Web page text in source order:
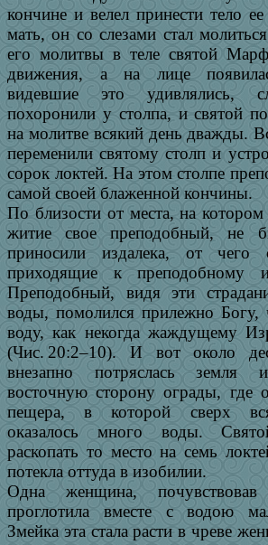
кончине и велел принести тело
мать, он со слезами стал
его молитвы в теле святой
движения, а на лице
видевшие это удивлялись,
похоронили у столпа, и святой
на молитве всякий день дважды.
переменили святому столп и
сорок локтей. На этом столпе
самой своей блаженной кончины.
По близости от места, на
житие свое преподобный, не
приносили издалека, от чего
приходящие к преподобному
Преподобный, видя эти
воды, помолился прилежно
воду, как некогда жаждущему
(Чис. 20:2–10). И вот около
внезапно потряслась земля
восточную сторону ограды, где
пещера, в которой сверх
оказалось много воды.
раскопать то место на семь
потекла оттуда в изобилии.
Одна женщина,
проглотила вместе с водою
Змейка эта стала расти в чреве